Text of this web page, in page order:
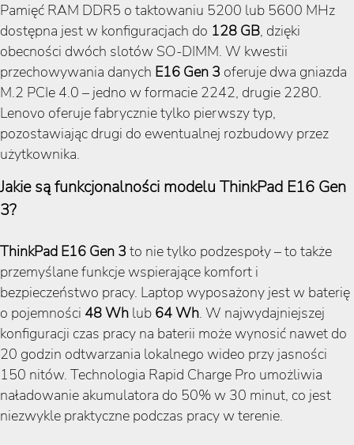
Pamięć RAM DDR5 o taktowaniu 5200 lub 5600 MHz
dostępna jest w konfiguracjach do 128 GB, dzięki
obecności dwóch slotów SO-DIMM. W kwestii
przechowywania danych E16 Gen 3 oferuje dwa gniazda
M.2 PCIe 4.0 – jedno w formacie 2242, drugie 2280.
Lenovo oferuje fabrycznie tylko pierwszy typ,
pozostawiając drugi do ewentualnej rozbudowy przez
użytkownika.
Jakie są funkcjonalności modelu ThinkPad E16 Gen
3?
ThinkPad E16 Gen 3 to nie tylko podzespoły – to także
przemyślane funkcje wspierające komfort i
bezpieczeństwo pracy. Laptop wyposażony jest w baterię
o pojemności 48 Wh lub 64 Wh. W najwydajniejszej
konfiguracji czas pracy na baterii może wynosić nawet do
20 godzin odtwarzania lokalnego wideo przy jasności
150 nitów. Technologia Rapid Charge Pro umożliwia
naładowanie akumulatora do 50% w 30 minut, co jest
niezwykle praktyczne podczas pracy w terenie.